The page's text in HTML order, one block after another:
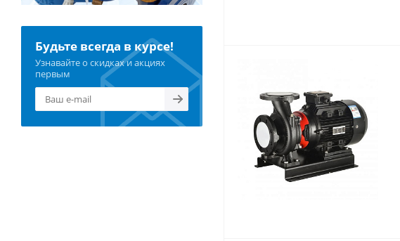
Будьте всегда в курсе!
Узнавайте о скидках и акциях
первым